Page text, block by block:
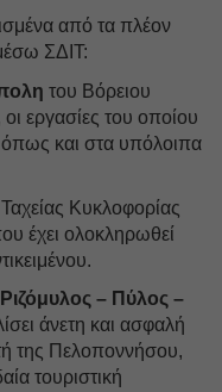
από τα πλέον
ΣΔΙΤ:
του Βόρειου
εργασίες του οποίου
όπως και στα υπόλοιπα
Ταχείας Κυκλοφορίας
έχει ολοκληρωθεί
– Πύλος –
άνετη και ασφαλή
της Πελοποννήσου,
τουριστική